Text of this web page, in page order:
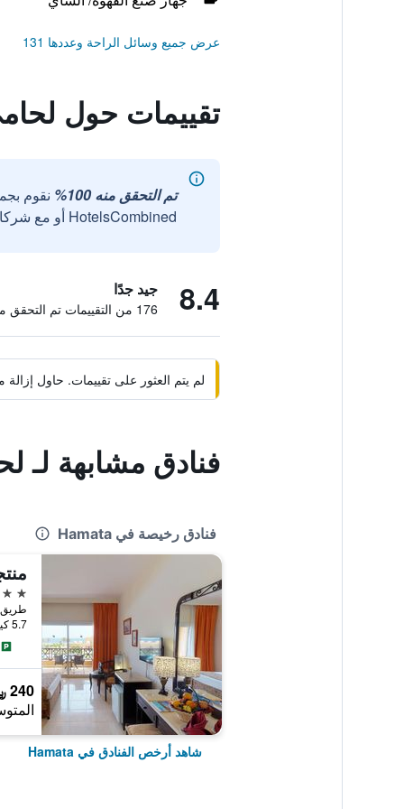
عرض جميع وسائل الراحة وعددها 131
تقييمات حول
تم التحقق منه 100%
نقوم
HotelsCombined أو مع شركائنا الخارجيين الموثوقين.
8.4 جيد جدًا
176 من التقييمات تم التحقق منها
لم يتم العثور على تقييمات. حاول
فنادق مشابهة لـ
فنادق رخيصة في Hamata
3 نجوم
5.7 كيلومتر عن وسط المدينة
240 ﷼
شاهد أرخص الفنادق في Hamata